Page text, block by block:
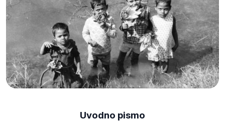
Uvodno pismo